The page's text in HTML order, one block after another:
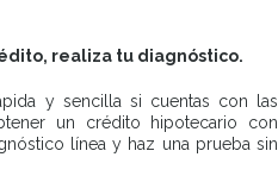
realiza tu diagnóstico.
y sencilla si cuentas con las
un crédito hipotecario con
línea y haz una prueba sin